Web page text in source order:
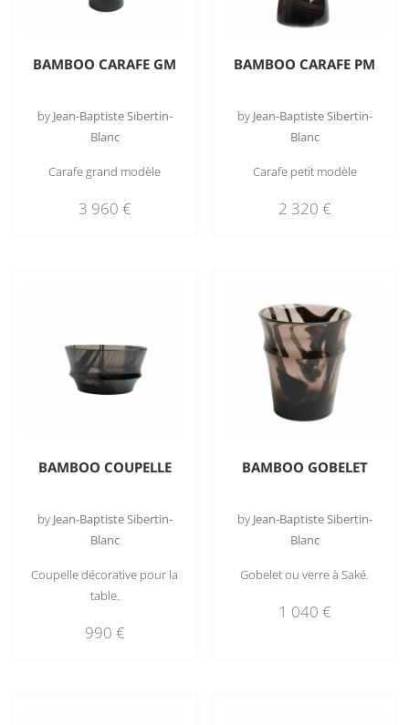
BAMBOO CARAFE GM
by Jean-Baptiste Sibertin-
Blanc
Carafe grand modèle
3 960 €
BAMBOO CARAFE PM
by Jean-Baptiste Sibertin-
Blanc
Carafe petit modèle
2 320 €
BAMBOO COUPELLE
by Jean-Baptiste Sibertin-
Blanc
Coupelle décorative pour la
table.
990 €
BAMBOO GOBELET
by Jean-Baptiste Sibertin-
Blanc
Gobelet ou verre à Saké.
1 040 €